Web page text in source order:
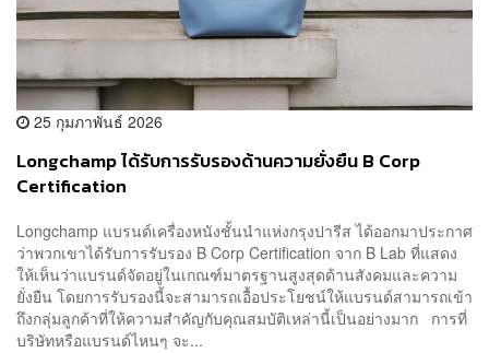
25 กุมภาพันธ์ 2026
Longchamp ได้รับการรับรองด้านความยั่งยืน B Corp
Certification
Longchamp แบรนด์เครื่องหนังชั้นนำแห่งกรุงปารีส ได้ออกมาประกาศ
ว่าพวกเขาได้รับการรับรอง B Corp Certification จาก B Lab ที่แสดง
ให้เห็นว่าแบรนด์จัดอยู่ในเกณฑ์มาตรฐานสูงสุดด้านสังคมและความ
ยั่งยืน โดยการรับรองนี้จะสามารถเอื้อประโยชน์ให้แบรนด์สามารถเข้า
ถึงกลุ่มลูกค้าที่ให้ความสำคัญกับคุณสมบัติเหล่านี้เป็นอย่างมาก การที่
บริษัทหรือแบรนด์ไหนๆ จะ...